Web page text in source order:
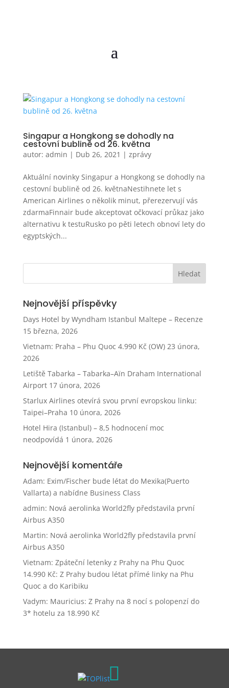
Singapur a Hongkong se dohodly na
cestovní bublině od 26. května
autor: admin | Dub 26, 2021 | zprávy
Aktuální novinky Singapur a Hongkong se dohodly na
cestovní bublině od 26. květnaNestihnete let s
American Airlines o několik minut, přerezervují vás
zdarmaFinnair bude akceptovat očkovací průkaz jako
alternativu k testuRusko po pěti letech obnoví lety do
egyptských...
Nejnovější příspěvky
Days Hotel by Wyndham Istanbul Maltepe – Recenze
15 března, 2026
Vietnam: Praha – Phu Quoc 4.990 Kč (OW) 23 února,
2026
Letiště Tabarka – Tabarka–Aïn Draham International
Airport 17 února, 2026
Starlux Airlines otevírá svou první evropskou linku:
Taipei–Praha 10 února, 2026
Hotel Hira (Istanbul) – 8,5 hodnocení moc
neodpovídá 1 února, 2026
Nejnovější komentáře
Adam: Exim/Fischer bude létat do Mexika(Puerto
Vallarta) a nabídne Business Class
admin: Nová aerolinka World2fly představila první
Airbus A350
Martin: Nová aerolinka World2fly představila první
Airbus A350
Vietnam: Zpáteční letenky z Prahy na Phu Quoc
14.990 Kč: Z Prahy budou létat přímé linky na Phu
Quoc a do Karibiku
Vadym: Mauricius: Z Prahy na 8 nocí s polopenzí do
3* hotelu za 18.990 Kč
